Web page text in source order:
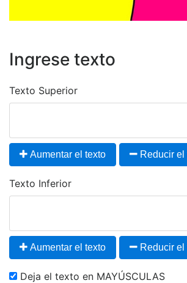
Ingrese texto
Texto Superior
Aumentar el texto Reducir el
Texto Inferior
Aumentar el texto Reducir el
Deja el texto en MAYÚSCULAS